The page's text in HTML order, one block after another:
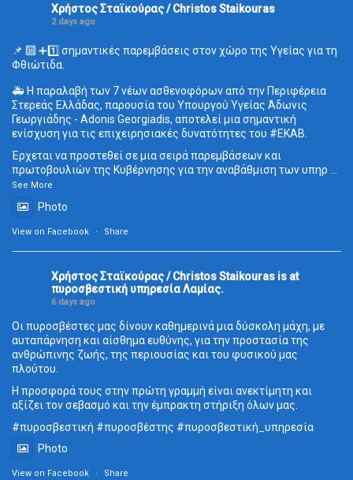
Χρήστος Σταϊκούρας / Christos Staikouras
2 days ago
📌 🔟 ➕1️⃣ σημαντικές παρεμβάσεις στον χώρο της Υγείας για τη
Φθιώτιδα.
🚑 Η παραλαβή των 7 νέων ασθενοφόρων από την Περιφέρεια
Στερεάς Ελλάδας, παρουσία του Υπουργού Υγείας Άδωνις
Γεωργιάδης - Adonis Georgiadis, αποτελεί μια σημαντική
ενίσχυση για τις επιχειρησιακές δυνατότητες του #ΕΚΑΒ.
Έρχεται να προστεθεί σε μια σειρά παρεμβάσεων και
πρωτοβουλιών της Κυβέρνησης για την αναβάθμιση των υπηρ ...
See More
Photo
View on Facebook · Share
Χρήστος Σταϊκούρας / Christos Staikouras is at
πυροσβεστική υπηρεσία Λαμίας.
6 days ago
Οι πυροσβέστες μας δίνουν καθημερινά μια δύσκολη μάχη, με
αυταπάρνηση και αίσθημα ευθύνης, για την προστασία της
ανθρώπινης ζωής, της περιουσίας και του φυσικού μας
πλούτου.
Η προσφορά τους στην πρώτη γραμμή είναι ανεκτίμητη και
αξίζει τον σεβασμό και την έμπρακτη στήριξη όλων μας.
#πυροσβεστική #πυροσβέστης #πυροσβεστική_ υπηρεσία
Photo
View on Facebook · Share